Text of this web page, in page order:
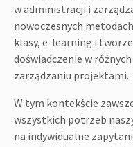
w administracji i
nowoczesnych
klasy, e-learning i
doświadczenie w
zarządzaniu projektami.
W tym kontekście
wszystkich potrzeb
na indywidualne